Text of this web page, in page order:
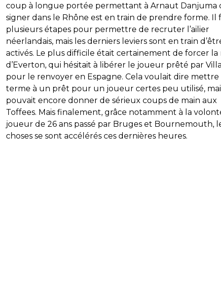
coup à longue portée permettant à Arnaut Danjuma
signer dans le Rhône est en train de prendre forme. Il
plusieurs étapes pour permettre de recruter l’ailier
néerlandais, mais les derniers leviers sont en train
activés. Le plus difficile était certainement de forcer la
d’Everton, qui hésitait à libérer le joueur prêté par
pour le renvoyer en Espagne. Cela voulait dire
terme à un prêt pour un joueur certes peu utilisé,
pouvait encore donner de sérieux coups de main aux
Toffees. Mais finalement, grâce notamment à la
joueur de 26 ans passé par Bruges et Bournemouth,
choses se sont accélérés ces dernières heures.